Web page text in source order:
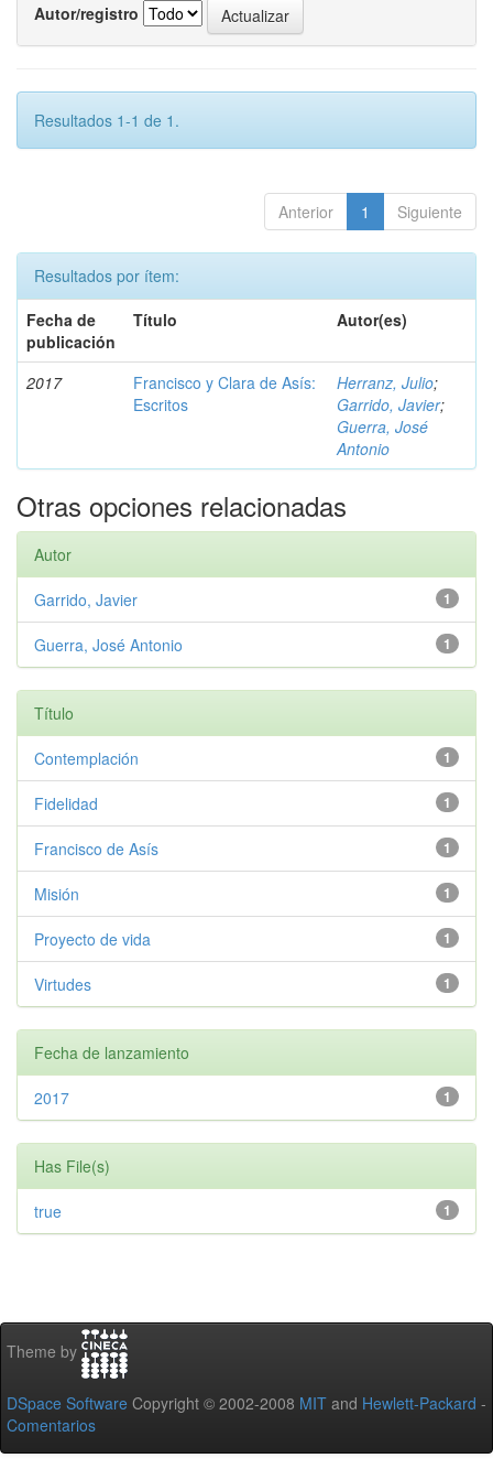
Autor/registro
Resultados 1-1 de 1.
Anterior 1 Siguiente
Resultados por ítem:
Fecha de
publicación
Título Autor(es)
2017
Francisco y Clara de Asís:
Escritos
Herranz, Julio;
Garrido, Javier;
Guerra, José
Antonio
Otras opciones relacionadas
Autor
1
Garrido, Javier
1
Guerra, José Antonio
Título
1
Contemplación
1
Fidelidad
1
Francisco de Asís
1
Misión
1
Proyecto de vida
1
Virtudes
Fecha de lanzamiento
1
2017
Has File(s)
1
true
Theme by
DSpace Software Copyright © 2002-2008 MIT and Hewlett-Packard -
Comentarios